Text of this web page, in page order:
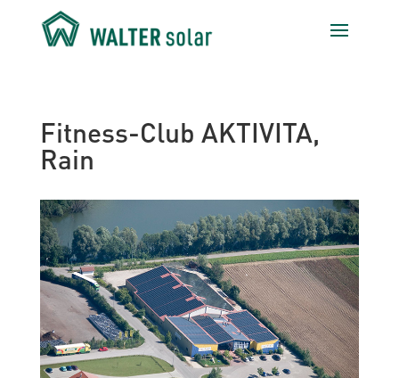
Fitness-Club AKTIVITA,
Rain